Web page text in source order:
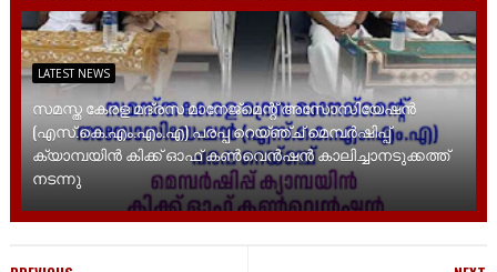
LATEST NEWS
സമസ്ത കേരള മദ്രസ മാനേജ്‌മെന്റ് അസോസിയേഷൻ
(എസ്.കെ.എം.എം.എ) പരപ്പ റെയ്ഞ്ച് മെമ്പർഷിപ്പ്
ക്യാമ്പയിൻ കിക്ക് ഓഫ് കൺവെൻഷൻ കാലിച്ചാനടുക്കത്ത്
നടന്നു